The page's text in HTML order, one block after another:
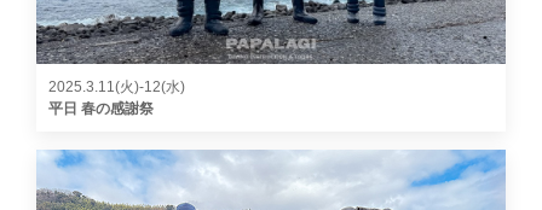
2025.3.11(火)-12(水)
平日 春の感謝祭